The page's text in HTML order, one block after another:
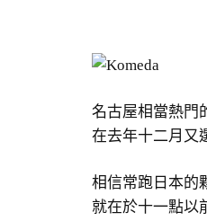
名古屋相當熱門
在去年十二月又
相信常跑日本的
就在於十一點以